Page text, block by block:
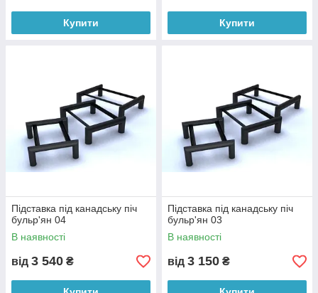
Купити Купити
Підставка під канадську піч
бульр'ян 04
В наявності
від 3 540 ₴
Підставка під канадську піч
бульр'ян 03
В наявності
від 3 150 ₴